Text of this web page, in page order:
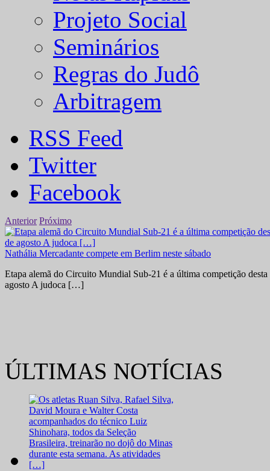
Projeto Social
Seminários
Regras do Judô
Arbitragem
RSS Feed
Twitter
Facebook
Anterior Próximo
Nathália Mercadante compete em Berlim neste sábado
Etapa alemã do Circuito Mundial Sub-21 é a última competição
agosto A judoca […]
ÚLTIMAS NOTÍCIAS